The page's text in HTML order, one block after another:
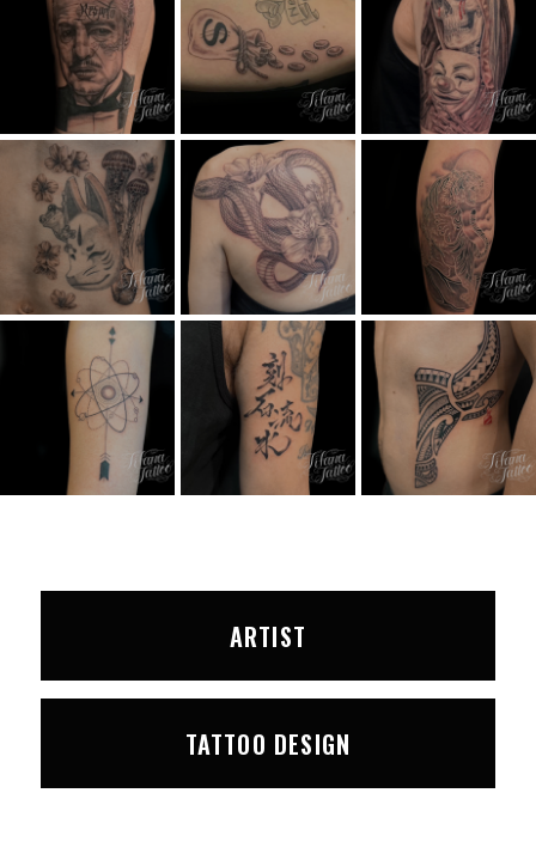
ARTIST
TATTOO DESIGN